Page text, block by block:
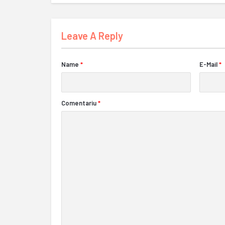
Leave A Reply
Name * E-Mail *
Comentariu*